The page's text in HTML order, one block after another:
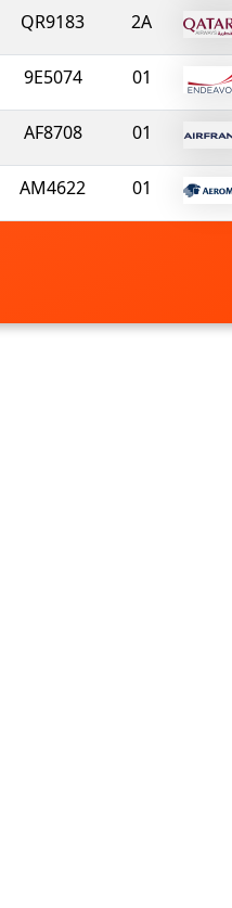
QR9183 2A
9E5074 01
AF8708 01
AM4622 01